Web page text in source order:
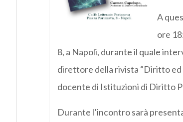
A
ore
8, a Napoli, durante il quale
direttore della rivista “Diritto ed
docente di Istituzioni di Diritto
Durante l’incontro sarà